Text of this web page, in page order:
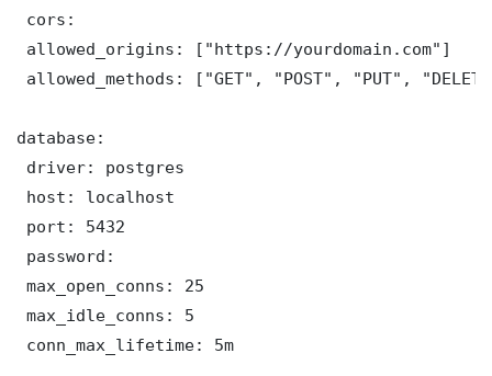
cors:
allowed_origins: ["https://yourdomain.com"]
allowed_methods: ["GET", "POST", "PUT",
database:
driver: postgres
host: localhost
port: 5432
password:
max_open_conns: 25
max_idle_conns: 5
conn_max_lifetime: 5m